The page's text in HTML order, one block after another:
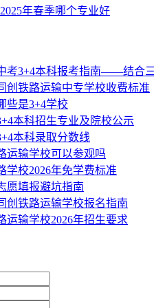
年春季哪个专业好
考3+4本科报考指南——结合
创铁路运输中专学校收费标准
些是3+4学校
本科招生专业及院校公示
本科录取分数线
运输学校可以参观吗
学校2026年免学费标准
愿填报避坑指南
创铁路运输学校报名指南
运输学校2026年招生要求